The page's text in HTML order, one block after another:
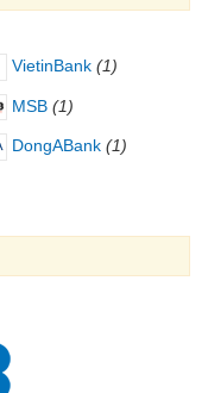
VietinBank (1)
MSB (1)
DongABank (1)